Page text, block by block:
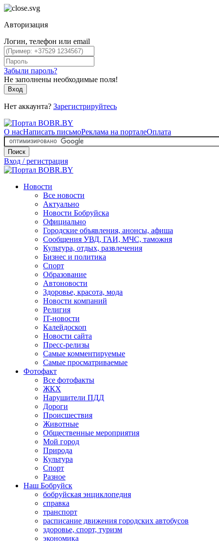
Авторизация
Логин, телефон или email
Забыли пароль?
Не заполнены необходимые поля!
Вход
Нет аккаунта? Зарегистрируйтесь
О насНаписать письмоРеклама на порталеОплата
Поиск
Вход / регистрация
Новости
Все новости
Актуально
Новости Бобруйска
Официально
Городские объявления, анонсы, афиша
Сообщения УВД, ГАИ, МЧС, таможня
Культура, отдых, развлечения
Бизнес и политика
Спорт
Образование
Автоновости
Здоровье, красота, мода
Новости компаний
Религия
IT-новости
Калейдоскоп
Новости сайта
Пресс-релизы
Самые комментируемые
Самые просматриваемые
Фотофакт
Все фотофакты
ЖКХ
Нарушители ПДД
Дороги
Происшествия
Животные
Общественные мероприятия
Мой город
Природа
Культура
Спорт
Разное
Наш Бобруйск
бобруйская энциклопедия
справка
транспорт
расписание движения городских автобусов
здоровье, спорт, туризм
экономика